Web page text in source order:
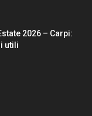
2026 – Carpi:
utili